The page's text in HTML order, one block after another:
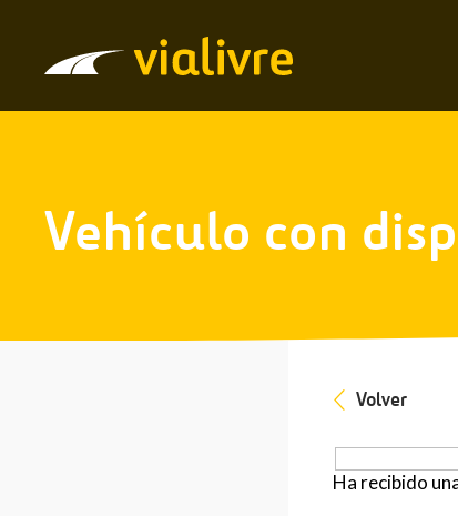
Vialivre
Vehículo con
Volver
Ha recibido